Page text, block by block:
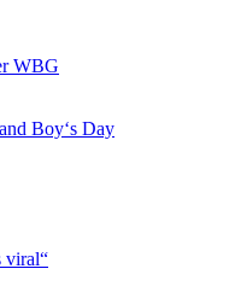
WBG
Boy‘s Day
viral“